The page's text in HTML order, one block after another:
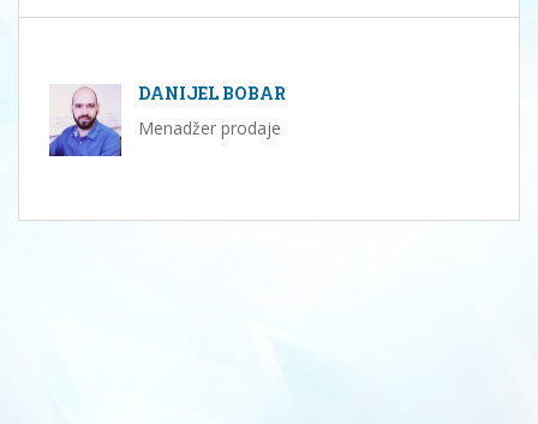
DANIJEL BOBAR
Menadžer prodaje